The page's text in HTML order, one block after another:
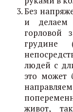
Без
и делаем
горловой
грудине
людей с
это может
живот,